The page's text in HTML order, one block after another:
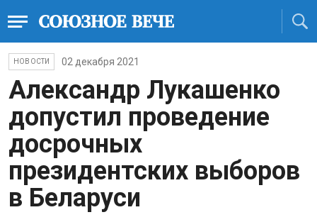
НОВОСТИ 02 декабря 2021
Александр Лукашенко
допустил проведение
досрочных
президентских выборов
в Беларуси